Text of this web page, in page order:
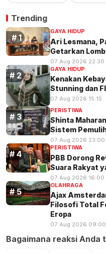
Trending
GAYA HIDUP
Ari Lesmana,
Getarkan
07 Aug 2026 22:30
GAYA HIDUP
Kenakan
Stunning dan
07 Aug 2026 15:15
PERISTIWA
Shinta
Sistem
07 Aug 2026 23:00
PERISTIWA
PBB Dorong
Suara Rakyat
07 Aug 2026 16:00
OLAHRAGA
Ajax
Filosofi Total
Eropa
07 Aug 2026 09:00
Bagaimana reaksi Anda